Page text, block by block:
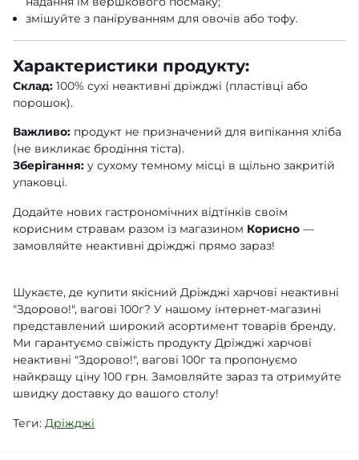
змішуйте з паніруванням для овочів або тофу.
Характеристики продукту:
Склад: 100% сухі неактивні дріжджі (пластівці або
порошок).
Важливо: продукт не призначений для випікання хліба
(не викликає бродіння тіста).
Зберігання: у сухому темному місці в щільно закритій
упаковці.
Додайте нових гастрономічних відтінків своїм
корисним стравам разом із магазином Корисно —
замовляйте неактивні дріжджі прямо зараз!
Шукаєте, де купити якісний Дріжджі харчові неактивні
"Здорово!", вагові 100г? У нашому інтернет-магазині
представлений широкий асортимент товарів бренду.
Ми гарантуємо свіжість продукту Дріжджі харчові
неактивні "Здорово!", вагові 100г та пропонуємо
найкращу ціну 100 грн. Замовляйте зараз та отримуйте
швидку доставку до вашого столу!
Теги: Дріжджі